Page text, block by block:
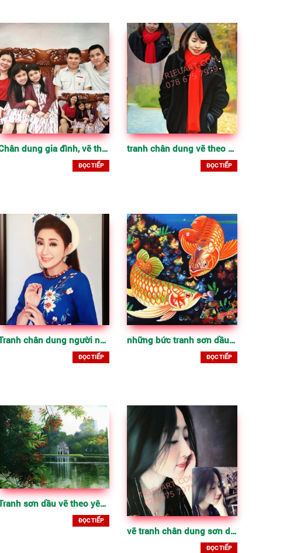
Chân dung gia đình, vẽ theo yêu cầu, tranh sơn dầu
ĐỌC TIẾP
tranh chân dung vẽ theo yêu cầu đẹp, sơn dầu trên vải
ĐỌC TIẾP
Tranh chân dung người nổi tiếng
ĐỌC TIẾP
những bức tranh sơn dầu nghệ thuật có sẵn làm quà tặng độc đáo, sang trọng
ĐỌC TIẾP
Tranh sơn dầu vẽ theo yêu cầu, chất lượng cao
ĐỌC TIẾP
vẽ tranh chân dung sơn dầu đẹp theo yêu cầu
ĐỌC TIẾP